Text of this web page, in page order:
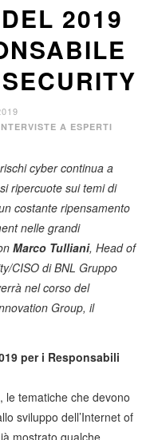
2019
A ESPERTI
cyber continua a
ripercuote sui temi di
costante ripensamento
nelle grandi
Marco Tulliani, Head of
CISO di BNL Gruppo
nel corso del
Group, il
per i Responsabili
le tematiche che devono
sviluppo dell’Internet of